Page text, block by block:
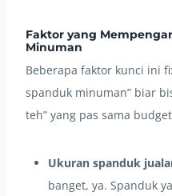
Faktor yang
Minuman
Beberapa faktor kunci ini
spanduk minuman” biar
teh” yang pas sama
Ukuran spanduk
banget, ya. Spanduk